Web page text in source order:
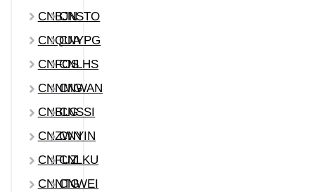
CNBJNCNSTO
CNQUACNYPG
CNFOSCNLHS
CNNMG
CNWAN
CNBLG
CNSSI
CNZWN
CNYIN
CNFUZCNLKU
CNNTG
CNWEI